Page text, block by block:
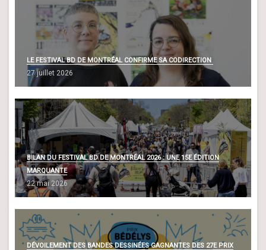
LE FESTIVAL BD DE MONTRÉAL CONFIRME SA CODIRECTION
27 juillet 2026
BILAN DU FESTIVAL BD DE MONTRÉAL 2026 : UNE 15E ÉDITION
MARQUANTE
22 mai 2026
DÉVOILEMENT DES BANDES DESSINÉES GAGNANTES DES 27E PRIX